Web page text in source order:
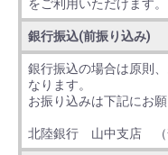
をご利用いただけます。
銀行振込(前振り込み)
銀行振込の場合は原則
なります。
お振り込みは下記にお願
北陸銀行 山中支店 （